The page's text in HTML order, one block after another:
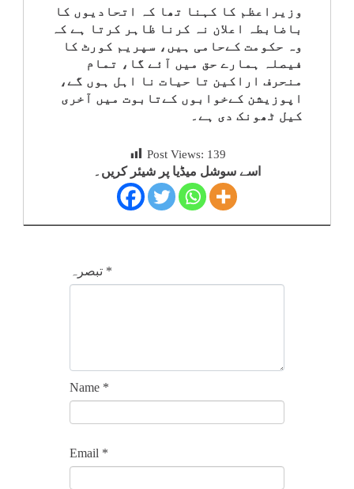
وزیراعظم کا کہنا تھا کہ اتحادیوں کا
باضابطہ اعلان نہ کرنا ظاہر کرتا ہے کہ
وہ حکومت کےحامی ہیں، سپریم کورٹ کا
فیصلہ ہمارے حق میں آئے گا، تمام
منحرف اراکین تا حیات نا اہل ہوں گے،
اپوزیشن کےخوابوں کےتابوت میں آخری
کیل ٹھونک دی ہے۔
Post Views: 139
اسے سوشل میڈیا پر شیئر کریں۔
تبصرہ *
Name *
Email *